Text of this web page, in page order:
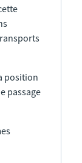
position
passage